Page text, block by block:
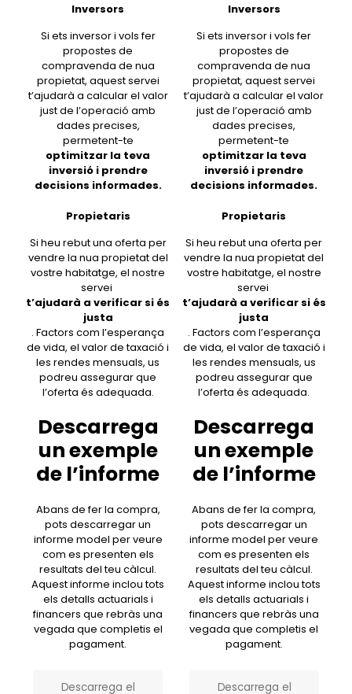
Inversors
Si ets inversor i vols fer
propostes de
compravenda de nua
propietat, aquest servei
t’ajudarà a calcular el valor
just de l’operació amb
dades precises,
permetent-te
optimitzar la teva
inversió i prendre
decisions informades.
Propietaris
Si heu rebut una oferta per
vendre la nua propietat del
vostre habitatge, el nostre
servei
t’ajudarà a verificar si és
justa
. Factors com l’esperança
de vida, el valor de taxació i
les rendes mensuals, us
podreu assegurar que
l’oferta és adequada.
Descarrega
un exemple
de l’informe
Abans de fer la compra,
pots descarregar un
informe model per veure
com es presenten els
resultats del teu càlcul.
Aquest informe inclou tots
els detalls actuarials i
financers que rebràs una
vegada que completis el
pagament.
Descarrega el
Inversors
Si ets inversor i vols fer
propostes de
compravenda de nua
propietat, aquest servei
t’ajudarà a calcular el valor
just de l’operació amb
dades precises,
permetent-te
optimitzar la teva
inversió i prendre
decisions informades.
Propietaris
Si heu rebut una oferta per
vendre la nua propietat del
vostre habitatge, el nostre
servei
t’ajudarà a verificar si és
justa
. Factors com l’esperança
de vida, el valor de taxació i
les rendes mensuals, us
podreu assegurar que
l’oferta és adequada.
Descarrega
un exemple
de l’informe
Abans de fer la compra,
pots descarregar un
informe model per veure
com es presenten els
resultats del teu càlcul.
Aquest informe inclou tots
els detalls actuarials i
financers que rebràs una
vegada que completis el
pagament.
Descarrega el